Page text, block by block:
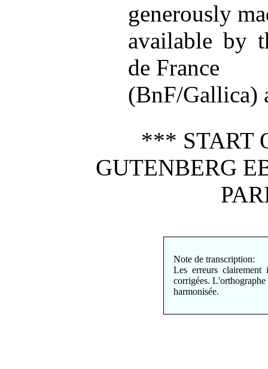
generously
available by
de France
(BnF/Gallica)
*** START
GUTENBERG
Note de transcription:
Les erreurs clairement
corrigées. L'orthographe
harmonisée.